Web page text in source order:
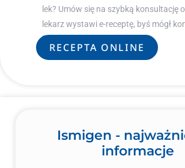
lek? Umów się na szybką konsultację
lekarz wystawi e-receptę, byś mógł
leczenie.
RECEPTA ONLINE
Ismigen -
informacje